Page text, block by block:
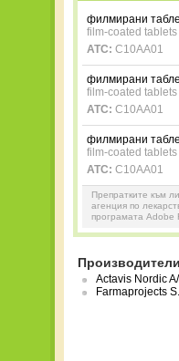
филмирани
film-coated tablets
ATC: C10AA01
филмирани
film-coated tablets
ATC: C10AA01
филмирани
film-coated tablets
ATC: C10AA01
Препратките към
агенция по
програмата Adobe
Actavis Nordic
Farmaprojects